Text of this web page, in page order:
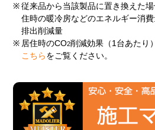
※ 従来品から当該製品に置き換えた
住時の暖冷房などのエネルギー消
排出削減量
※ 居住時のCO2削減効果（1台あたり
こちら をご覧ください。